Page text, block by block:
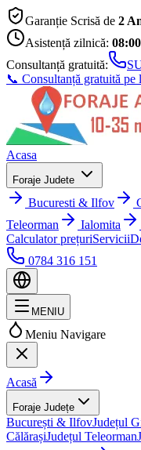
Garanție Scrisă de 2
Asistență zilnică:
Consultanță gratuită:
📞 Consultanță gratuită pe
Acasa
Foraje Judete
Bucuresti & Ilfov
Teleorman
Ialomita
Calculator prețuriServicii
0784 316 151
MENIU
Meniu Navigare
Acasă
Foraje Județe
București & IlfovJudețul
CălărașiJudețul Teleorman